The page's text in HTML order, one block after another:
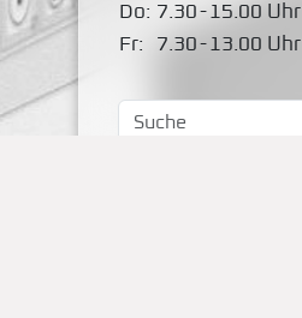
Do: 7.30- 15.00 Uhr
Fr:
7.30- 13.00 Uhr